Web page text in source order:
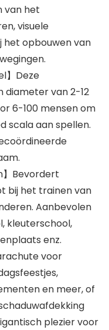
van het
visuele
het opbouwen van
】Deze
van 2-12
6-100 mensen om
scala aan spellen.
】Bevordert
bij het trainen van
Aanbevolen
kleuterschool,
enz.
voor
en meer, of
plezier voor